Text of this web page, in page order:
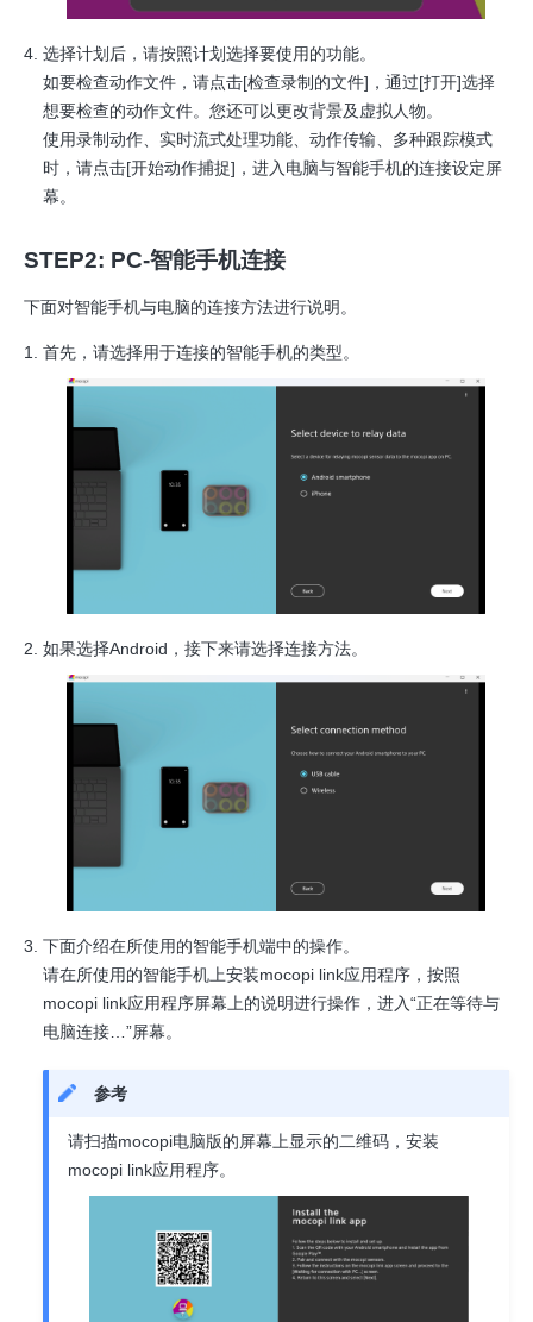
选择计划后，请按照计划选择要使用的功能。
如要检查动作文件，请点击[检查录制的文件]，通过[打开]选择
想要检查的动作文件。您还可以更改背景及虚拟人物。
使用录制动作、实时流式处理功能、动作传输、多种跟踪模式
时，请点击[开始动作捕捉]，进入电脑与智能手机的连接设定屏
幕。
STEP2: PC-智能手机连接
下面对智能手机与电脑的连接方法进行说明。
首先，请选择用于连接的智能手机的类型。
如果选择Android，接下来请选择连接方法。
下面介绍在所使用的智能手机端中的操作。
请在所使用的智能手机上安装mocopi link应用程序，按照
mocopi link应用程序屏幕上的说明进行操作，进入“正在等待与
电脑连接…”屏幕。
参考
请扫描mocopi电脑版的屏幕上显示的二维码，安装
mocopi link应用程序。